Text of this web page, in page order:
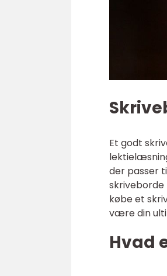
Et godt
der passer
skriveborde
købe et
være din
Hvad